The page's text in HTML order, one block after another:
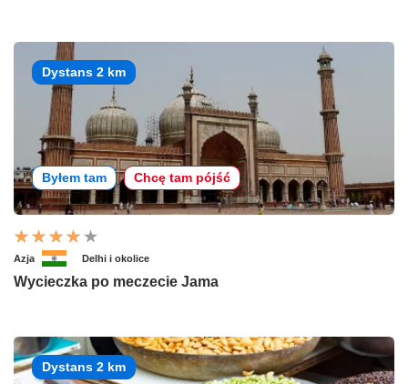
Dystans 2 km
Byłem tam Chcę tam pójść
Azja Delhi i okolice
Wycieczka po meczecie Jama
Dystans 2 km